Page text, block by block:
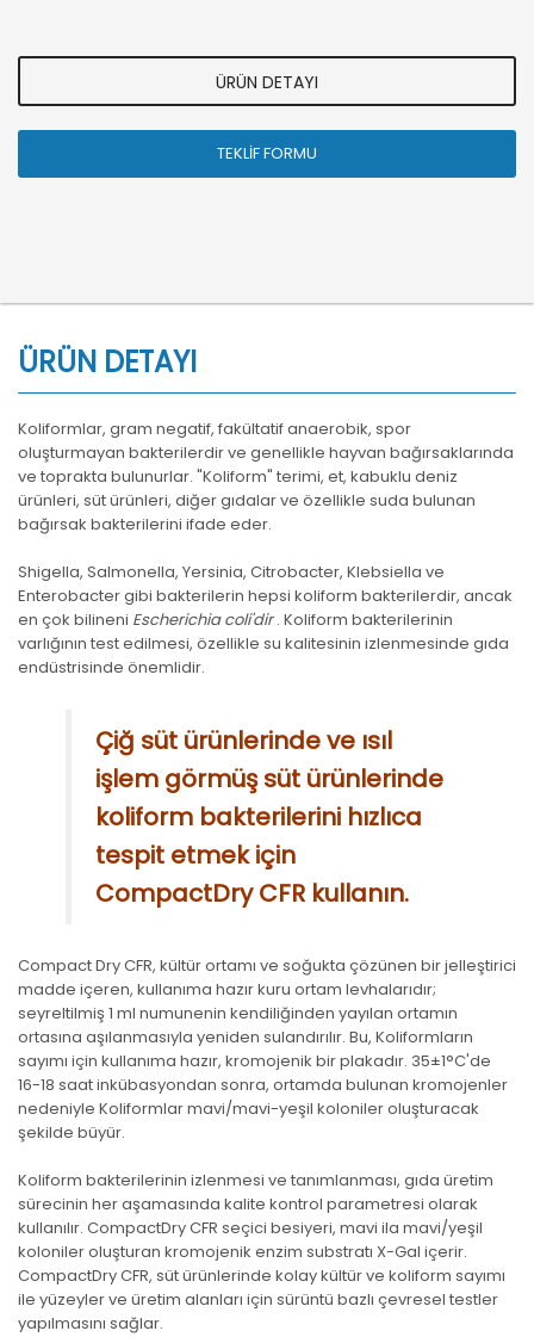
ÜRÜN DETAYI
TEKLİF FORMU
ÜRÜN DETAYI
Koliformlar, gram negatif, fakültatif anaerobik, spor
oluşturmayan bakterilerdir ve genellikle hayvan bağırsaklarında
ve toprakta bulunurlar. "Koliform" terimi, et, kabuklu deniz
ürünleri, süt ürünleri, diğer gıdalar ve özellikle suda bulunan
bağırsak bakterilerini ifade eder.
Shigella, Salmonella, Yersinia, Citrobacter, Klebsiella ve
Enterobacter gibi bakterilerin hepsi koliform bakterilerdir, ancak
en çok bilineni Escherichia coli'dir. Koliform bakterilerinin
varlığının test edilmesi, özellikle su kalitesinin izlenmesinde gıda
endüstrisinde önemlidir.
Çiğ süt ürünlerinde ve ısıl
işlem görmüş süt ürünlerinde
koliform bakterilerini hızlıca
tespit etmek için
CompactDry CFR kullanın.
Compact Dry CFR, kültür ortamı ve soğukta çözünen bir jelleştirici
madde içeren, kullanıma hazır kuru ortam levhalarıdır;
seyreltilmiş 1 ml numunenin kendiliğinden yayılan ortamın
ortasına aşılanmasıyla yeniden sulandırılır. Bu, Koliformların
sayımı için kullanıma hazır, kromojenik bir plakadır. 35±1°C'de
16-18 saat inkübasyondan sonra, ortamda bulunan kromojenler
nedeniyle Koliformlar mavi/mavi-yeşil koloniler oluşturacak
şekilde büyür.
Koliform bakterilerinin izlenmesi ve tanımlanması, gıda üretim
sürecinin her aşamasında kalite kontrol parametresi olarak
kullanılır. CompactDry CFR seçici besiyeri, mavi ila mavi/yeşil
koloniler oluşturan kromojenik enzim substratı X-Gal içerir.
CompactDry CFR, süt ürünlerinde kolay kültür ve koliform sayımı
ile yüzeyler ve üretim alanları için sürüntü bazlı çevresel testler
yapılmasını sağlar.